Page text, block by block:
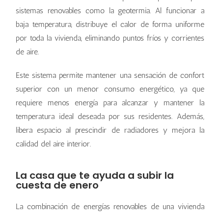
sistemas renovables como la geotermia. Al funcionar a
baja temperatura, distribuye el calor de forma uniforme
por toda la vivienda, eliminando puntos fríos y corrientes
de aire.
Este sistema permite mantener una sensación de confort
superior con un menor consumo energético, ya que
requiere menos energía para alcanzar y mantener la
temperatura ideal deseada por sus residentes. Además,
libera espacio al prescindir de radiadores y mejora la
calidad del aire interior.
La casa que te ayuda a subir la
cuesta de enero
La combinación de energías renovables de una vivienda